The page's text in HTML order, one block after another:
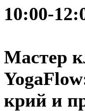
10:00-
Мастер
крий и